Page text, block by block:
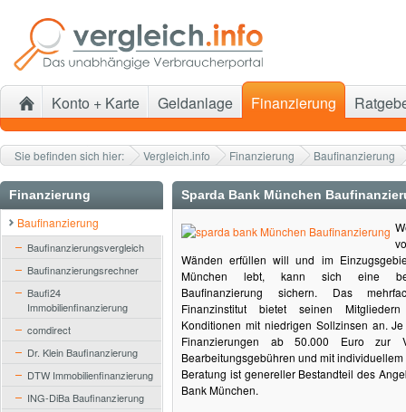
Sie befinden sich hier: Vergleich.info Finanzierung Baufinanzierung
Finanzierung
Baufinanzierung
Baufinanzierungsvergleich
Baufinanzierungsrechner
Baufi24
Immobilienfinanzierung
comdirect
Dr. Klein Baufinanzierung
DTW Immobilienfinanzierung
ING-DiBa Baufinanzierung
Sparda Bank München
Wänden erfüllen will und im
München lebt, kann sich eine
Baufinanzierung sichern. Das
Finanzinstitut bietet seinen
Konditionen mit niedrigen Sollzinsen an.
Finanzierungen ab 50.000 Euro zur
Bearbeitungsgebühren und mit
Beratung ist genereller Bestandteil des
Bank München.
Konto + Karte Geldanlage Finanzierung